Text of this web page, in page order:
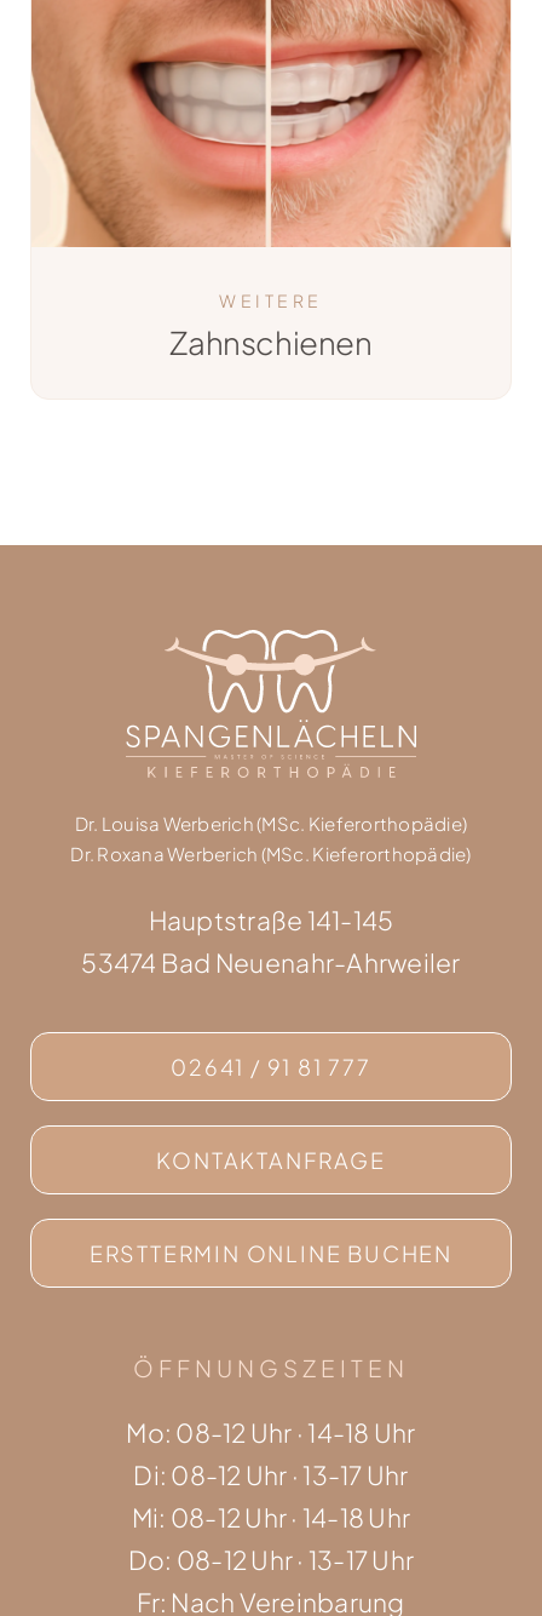
WEITERE
Zahnschienen
Dr. Louisa Werberich (MSc. Kieferorthopädie)
Dr. Roxana Werberich (MSc. Kieferorthopädie)
Hauptstraße 141-145
53474 Bad Neuenahr-Ahrweiler
02641 / 91 81 777
KONTAKTANFRAGE
ERSTTERMIN ONLINE BUCHEN
ÖFFNUNGSZEITEN
Mo: 08-12 Uhr · 14-18 Uhr
Di: 08-12 Uhr · 13-17 Uhr
Mi: 08-12 Uhr · 14-18 Uhr
Do: 08-12 Uhr · 13-17 Uhr
Fr: Nach Vereinbarung